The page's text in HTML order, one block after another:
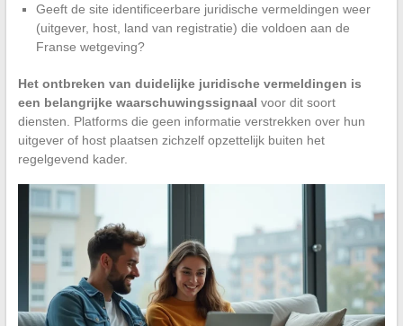
Geeft de site identificeerbare juridische vermeldingen weer
(uitgever, host, land van registratie) die voldoen aan de
Franse wetgeving?
Het ontbreken van duidelijke juridische vermeldingen is
een belangrijke waarschuwingssignaal voor dit soort
diensten. Platforms die geen informatie verstrekken over hun
uitgever of host plaatsen zichzelf opzettelijk buiten het
regelgevend kader.